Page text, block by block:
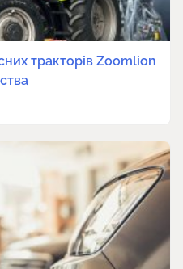
тракторів Zoomlion